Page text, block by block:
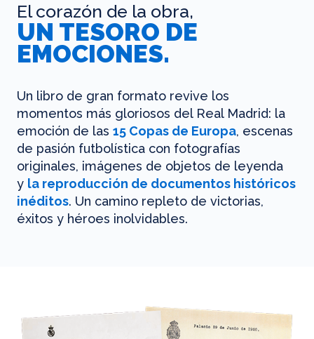
El corazón de la obra,
UN TESORO DE
EMOCIONES.
Un libro de gran formato revive los
momentos más gloriosos del Real Madrid: la
emoción de las 15 Copas de Europa, escenas
de pasión futbolística con fotografías
originales, imágenes de objetos de leyenda
y la reproducción de documentos históricos
inéditos. Un camino repleto de victorias,
éxitos y héroes inolvidables.